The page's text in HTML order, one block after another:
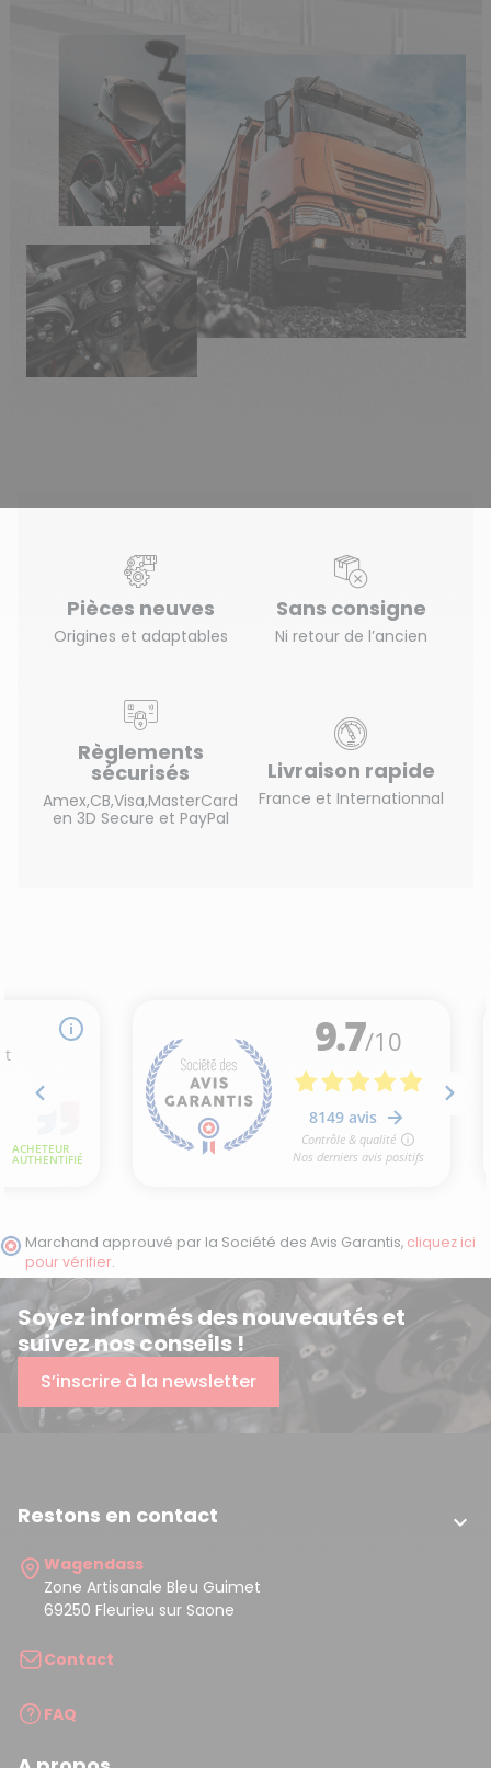
(2 avis)
Pièces neuves
Origines et adaptables
Sans consigne
Ni retour de l’ancien
Règlements
sécurisés
Amex,CB,Visa,MasterCard
en 3D Secure et PayPal
Livraison rapide
France et Internationnal
Marchand approuvé par la Société des Avis Garantis, cliquez ici
pour vérifier.
Soyez informés des nouveautés et
suivez nos conseils !
S’inscrire à la newsletter
Restons en contact 
Wagendass
Zone Artisanale Bleu Guimet
69250 Fleurieu sur Saone
Contact
FAQ